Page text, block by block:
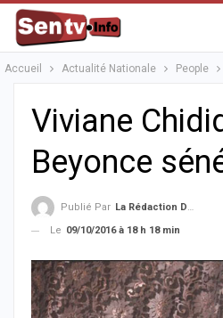
Accueil Actualité Nationale People
Viviane
Beyonce
Publié Par La Rédaction De La SenTV.info
Le 09/10/2016 à 18 h 18 min